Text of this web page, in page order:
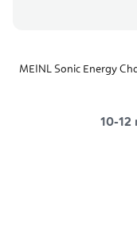
MEINL Sonic Energy
10-12